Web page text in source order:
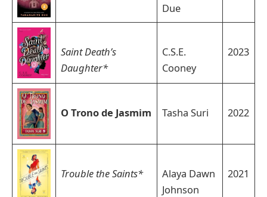
Due
Saint Death’s
Daughter*
C.S.E.
Cooney
2023
O Trono de Jasmim Tasha Suri 2022
Trouble the Saints*
Alaya Dawn
Johnson
2021